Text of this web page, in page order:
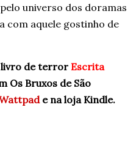
universo dos doramas
com aquele gostinho de
livro de terror Escrita
Os Bruxos de São
e na loja Kindle.